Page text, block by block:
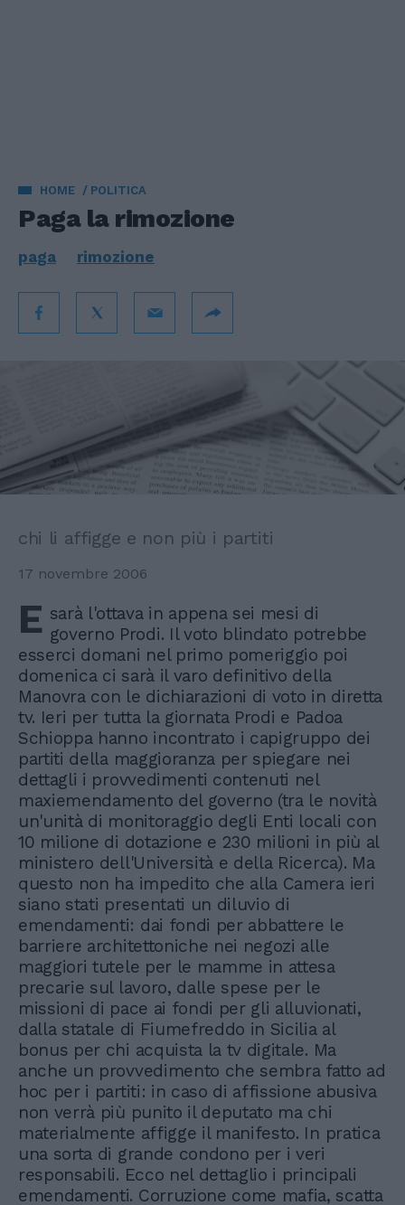
HOME POLITICA
Paga la rimozione
paga rimozione
chi li affigge e non più i partiti
17 novembre 2006
E sarà l'ottava in appena sei mesi di
governo Prodi. Il voto blindato potrebbe
esserci domani nel primo pomeriggio poi
domenica ci sarà il varo definitivo della
Manovra con le dichiarazioni di voto in diretta
tv. Ieri per tutta la giornata Prodi e Padoa
Schioppa hanno incontrato i capigruppo dei
partiti della maggioranza per spiegare nei
dettagli i provvedimenti contenuti nel
maxiemendamento del governo (tra le novità
un'unità di monitoraggio degli Enti locali con
10 milione di dotazione e 230 milioni in più al
ministero dell'Università e della Ricerca). Ma
questo non ha impedito che alla Camera ieri
siano stati presentati un diluvio di
emendamenti: dai fondi per abbattere le
barriere architettoniche nei negozi alle
maggiori tutele per le mamme in attesa
precarie sul lavoro, dalle spese per le
missioni di pace ai fondi per gli alluvionati,
dalla statale di Fiumefreddo in Sicilia al
bonus per chi acquista la tv digitale. Ma
anche un provvedimento che sembra fatto ad
hoc per i partiti: in caso di affissione abusiva
non verrà più punito il deputato ma chi
materialmente affigge il manifesto. In pratica
una sorta di grande condono per i veri
responsabili. Ecco nel dettaglio i principali
emendamenti. Corruzione come mafia, scatta